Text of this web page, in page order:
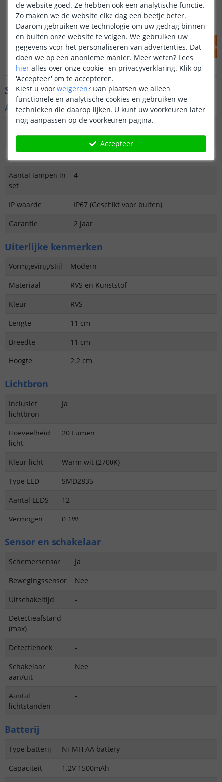
OP VOORRAAD 12,95
IN WINKELWAGEN
OP VOORRAAD
IN
Specificaties
Algemene kenmerken
Type
buitenverlichting
Aantal lampen in
set
4
IP waarde
IP67 (Geschikt voor buiten)
Garantie
2 jaar
Uiterlijke kenmerken
Vormgeving/stijl
Modern
Materiaal
RVS en Kunststof
Kleur
RVS
Lengte
11 cm
Breedte
11 cm
Hoogte
2.2 cm
Lichtbron
Inclusief
lichtbron
Ja
Hoeveelheid
licht
20 Lumen
Kleur licht
Warm wit (2700K)
Type LED
SMD2835
Aantal LEDS
12
Vermogen
0.1W
Sensor en schakelaar
Schemersensor
Ja
Bewegingssensor
Nee
Uitschakeltijd
-
Detectieafstand
(max)
-
Detectiehoek
-
Schakelaar
aan/uit
Nee
Aantal
lichtstanden
-
Batterij
Type batterij
Ni-MH AA battery
Capaciteit
1.2V 1500mAh
de website goed. Ze hebben ook een analytische functie.
Zo maken we de website elke dag een beetje beter.
Daarom gebruiken we technologie om uw gedrag binnen
en buiten onze website te volgen. We gebruiken uw
gegevens voor het personaliseren van advertenties. Dat
doen we op een anonieme manier. Meer weten? Lees
hier alles over onze cookie- en privacyverklaring. Klik op
'Accepteer' om te accepteren.
Kiest u voor weigeren? Dan plaatsen we alleen
functionele en analytische cookies en gebruiken we
technieken die daarop lijken. U kunt uw voorkeuren later
nog aanpassen op de voorkeuren pagina.
Accepteer